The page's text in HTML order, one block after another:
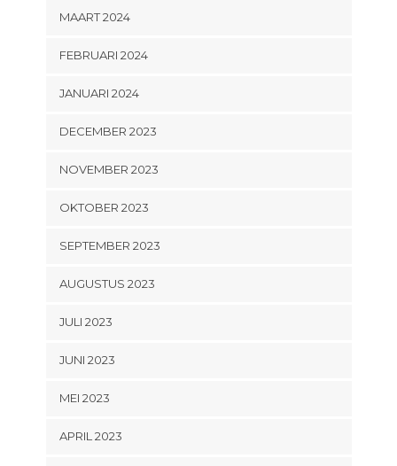
MAART 2024
FEBRUARI 2024
JANUARI 2024
DECEMBER 2023
NOVEMBER 2023
OKTOBER 2023
SEPTEMBER 2023
AUGUSTUS 2023
JULI 2023
JUNI 2023
MEI 2023
APRIL 2023